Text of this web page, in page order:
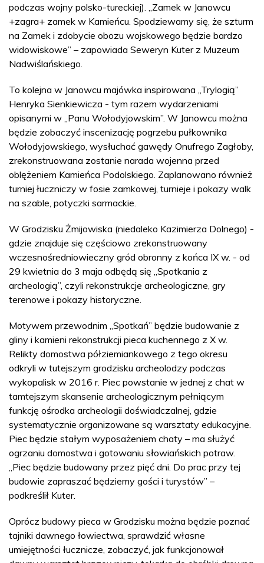
podczas wojny polsko-tureckiej). „Zamek w Janowcu
+zagra+ zamek w Kamieńcu. Spodziewamy się, że szturm
na Zamek i zdobycie obozu wojskowego będzie bardzo
widowiskowe” – zapowiada Seweryn Kuter z Muzeum
Nadwiślańskiego.
To kolejna w Janowcu majówka inspirowana „Trylogią”
Henryka Sienkiewicza - tym razem wydarzeniami
opisanymi w „Panu Wołodyjowskim”. W Janowcu można
będzie zobaczyć inscenizację pogrzebu pułkownika
Wołodyjowskiego, wysłuchać gawędy Onufrego Zagłoby,
zrekonstruowana zostanie narada wojenna przed
oblężeniem Kamieńca Podolskiego. Zaplanowano również
turniej łuczniczy w fosie zamkowej, turnieje i pokazy walk
na szable, potyczki sarmackie.
W Grodzisku Żmijowiska (niedaleko Kazimierza Dolnego) -
gdzie znajduje się częściowo zrekonstruowany
wczesnośredniowieczny gród obronny z końca IX w. - od
29 kwietnia do 3 maja odbędą się „Spotkania z
archeologią”, czyli rekonstrukcje archeologiczne, gry
terenowe i pokazy historyczne.
Motywem przewodnim „Spotkań” będzie budowanie z
gliny i kamieni rekonstrukcji pieca kuchennego z X w.
Relikty domostwa półziemiankowego z tego okresu
odkryli w tutejszym grodzisku archeolodzy podczas
wykopalisk w 2016 r. Piec powstanie w jednej z chat w
tamtejszym skansenie archeologicznym pełniącym
funkcję ośrodka archeologii doświadczalnej, gdzie
systematycznie organizowane są warsztaty edukacyjne.
Piec będzie stałym wyposażeniem chaty – ma służyć
ogrzaniu domostwa i gotowaniu słowiańskich potraw.
„Piec będzie budowany przez pięć dni. Do prac przy tej
budowie zapraszać będziemy gości i turystów” –
podkreślił Kuter.
Oprócz budowy pieca w Grodzisku można będzie poznać
tajniki dawnego łowiectwa, sprawdzić własne
umiejętności łucznicze, zobaczyć, jak funkcjonował